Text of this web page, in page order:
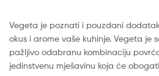
Vegeta je poznati i pouzdani
okus i arome vaše kuhinje. Vegeta je
pažljivo odabranu kombinaciju
jedinstvenu mješavinu koja će